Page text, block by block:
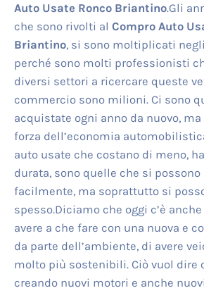
Auto Usate Ronco Briantino.Gli
che sono rivolti al Compro Auto
Briantino, si sono moltiplicati
perché sono molti professionisti
diversi settori a ricercare queste
commercio sono milioni. Ci sono
acquistate ogni anno da nuovo,
forza dell’economia
auto usate che costano di meno,
durata, sono quelle che si possono
facilmente, ma soprattutto si
spesso.Diciamo che oggi c’è
avere a che fare con una nuova e
da parte dell’ambiente, di avere
molto più sostenibili. Ciò vuol dire
creando nuovi motori e anche